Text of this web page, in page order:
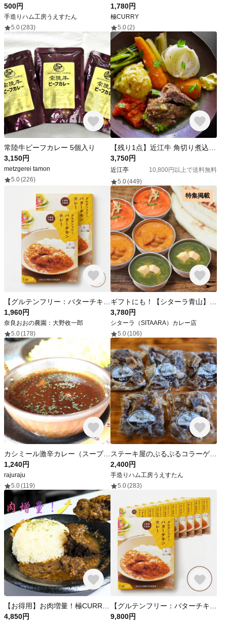
500円
手造りハム工房うえすたん
5.0(283)
1,780円
極CURRY
5.0(2)
常陸牛ビーフカレー 5個入り
3,150円
metzgerei tamon
5.0(226)
3,750円
近江亭
10,800円以上で送料無料
5.0(449)
1,960円
奈良おおの農園：大野收一郎
5.0(178)
特集掲載
3,780円
シターラ（SITAARA）カレー店
5.0(106)
カシミール激辛カレー（スープカレー）HALAL
1,240円
rajuraju
5.0(119)
ステーキ屋のぷるぷるコラーゲン低カロリー低脂肪牛すじ肉（ボイル済）1kg
2,400円
手造りハム工房うえすたん
5.0(283)
4,850円
9,800円